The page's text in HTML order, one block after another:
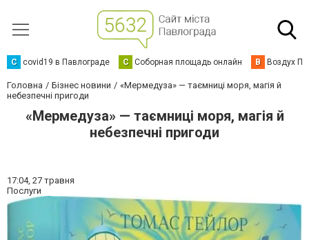
C covid19 в Павлограде С Соборная площадь онлайн В Воздух
Головна Бізнес новини
«Мермедуза» — таємниці моря, магія й
небезпечні пригоди
«Мермедуза» — таємниці моря, магія й
небезпечні пригоди
17:04, 27 травня
Послуги